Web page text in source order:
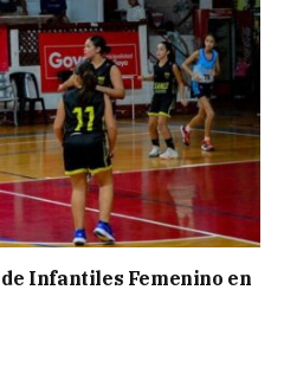
Infantiles Femenino en